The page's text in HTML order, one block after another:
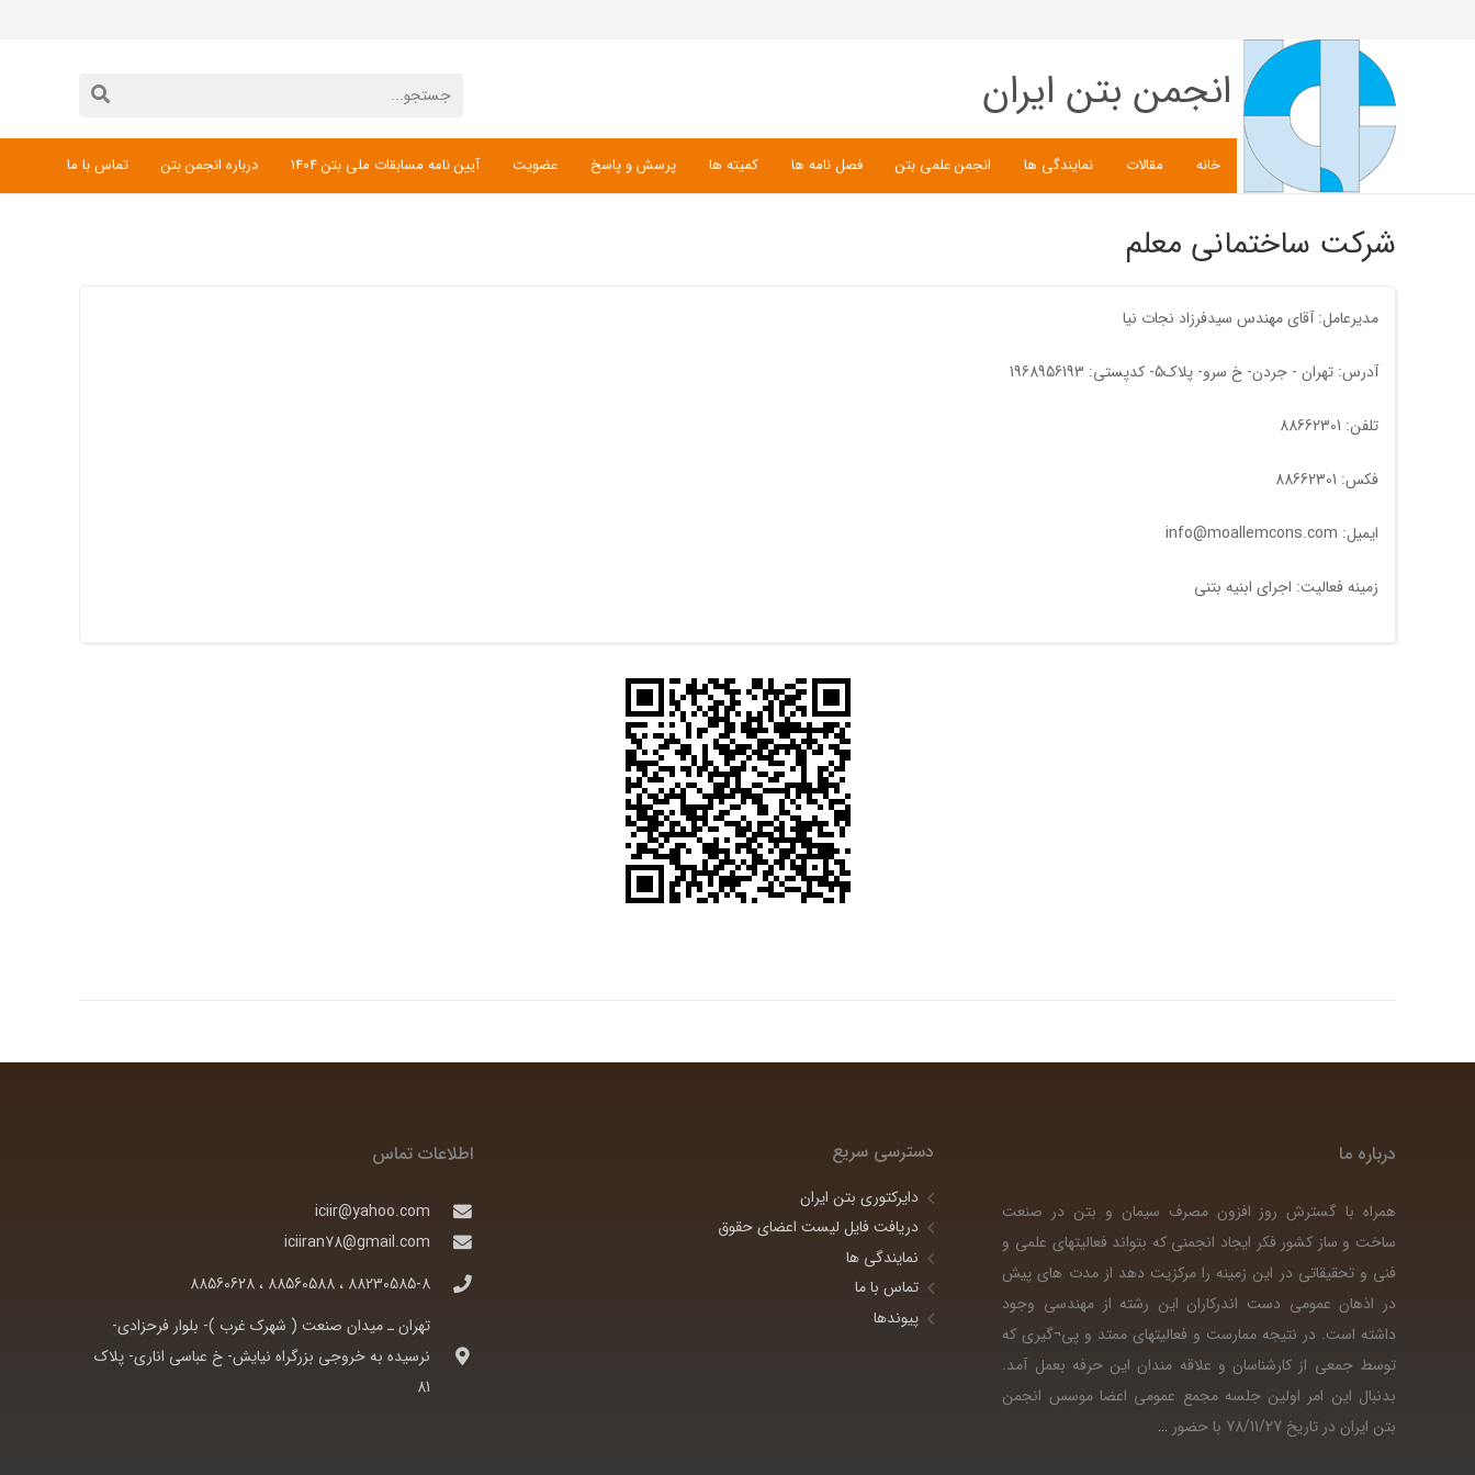
انجمن بتن ایران
خانه مقالات نمایندگی ها انجمن علمی بتن فصل نامه ها کمیته ها پرسش و پاسخ عضویت آیین نامه مسابقات ملی بتن 1404 درباره انجمن بتن تماس با ما
شرکت ساختمانی معلم
مدیرعامل: آقای مهندس سیدفرزاد نجات نيا
آدرس: تهران - جردن- خ سرو- پلاک5- کدپستی: 1968956193
تلفن: 88662301
فکس: 88662301
ایمیل: info@moallemcons.com
زمینه فعالیت: اجرای ابنیه بتنی
درباره ما
همراه با گسترش روز افزون مصرف سیمان و بتن در صنعت
ساخت و ساز کشور فکر ایجاد انجمنی که بتواند فعالیتهای علمی و
فنی و تحقیقاتی در این زمینه را مرکزیت دهد از مدت های پیش
در اذهان عمومی دست اندرکاران این رشته از مهندسی وجود
داشته است. در نتیجه ممارست و فعالیتهای ممتد و پی¬گیری که
توسط جمعی از کارشناسان و علاقه مندان این حرفه بعمل آمد.
بدنبال این امر اولین جلسه مجمع عمومی اعضا موسس انجمن
بتن ایران در تاریخ 78/11/27 با حضور
…
دسترسی سریع
دایرکتوری بتن ایران
دریافت فایل لیست اعضای حقوق
نمایندگی ها
تماس با ما
پیوندها
اطلاعات تماس
iciir@yahoo.com
iciiran78@gmail.com
88230585-8 ، 88560588 ، 88560628
تهران ـ ميدان صنعت ( شهرک غرب )- بلوار فرحزادی-
نرسيده به خروجی بزرگراه نيايش- خ عباسی اناری- پلاک
81